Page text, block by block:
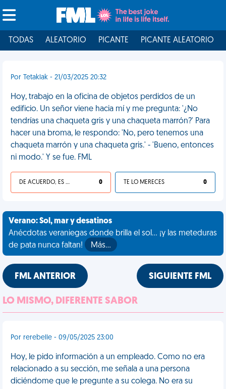
TODAS ALEATORIO PICANTE PICANTE ALEATORIO
Por Tetaklak - 21/03/2025 20:32
Hoy, trabajo en la oficina de objetos perdidos de un
edificio. Un señor viene hacia mí y me pregunta: '¿No
tendrías una chaqueta gris y una chaqueta marrón?' Para
hacer una broma, le respondo: 'No, pero tenemos una
chaqueta marrón y una chaqueta gris.' - 'Bueno, entonces
ni modo.' Y se fue. FML
DE ACUERDO, ES UNA VIDA HP 0 TE LO MERECES 0
Verano: Sol, mar y desatinos
Anécdotas veraniegas donde brilla el sol... ¡y las meteduras
de pata nunca faltan!
Más…
FML ANTERIOR SIGUIENTE FML
LO MISMO, DIFERENTE SABOR
Por rerebelle - 09/05/2025 23:00
Hoy, le pido información a un empleado. Como no era
relacionado a su sección, me señala a una persona
diciéndome que le pregunte a su colega. No era su